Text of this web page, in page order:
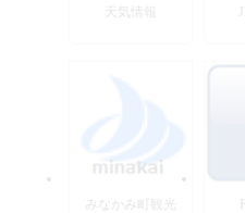
天気情報
みなかみ町観光